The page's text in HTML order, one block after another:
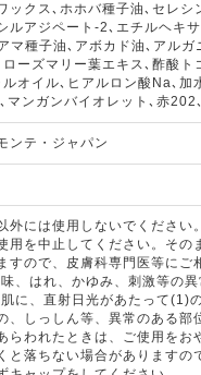
ックス､ホホバ種子油､セレシ
ルアジペート-2､エチルヘキ
マ種子油､アボカド油､アル
ローズマリー葉エキス､酢酸
ルオイル､ヒアルロン酸Na､
マンガンバイオレット､赤202
ンテ・ジャパン
外には使用しないでください
用を中止してください。そ
すので、皮膚科専門医等にご
、はれ、かゆみ、刺激等の
に、直射日光があたって(1)
しっしん等、異常のある部
われたときは、ご使用をお
落ちない場合がありますの